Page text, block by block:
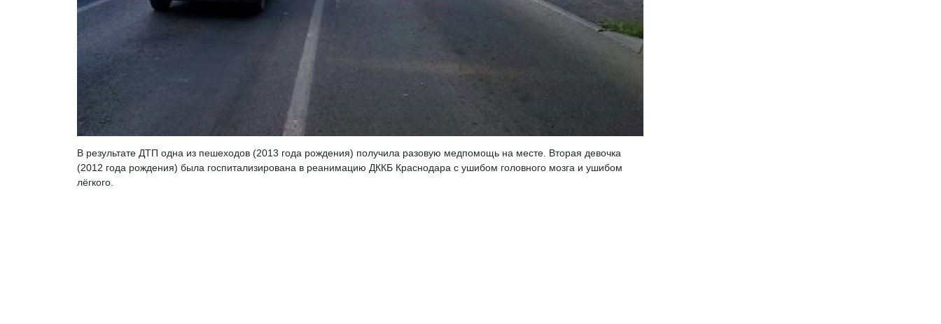
В результате ДТП одна из пешеходов (2013 года рождения) получила разовую медпомощь на месте. Вторая девочка
(2012 года рождения) была госпитализирована в реанимацию ДККБ Краснодара с ушибом головного мозга и ушибом
лёгкого.